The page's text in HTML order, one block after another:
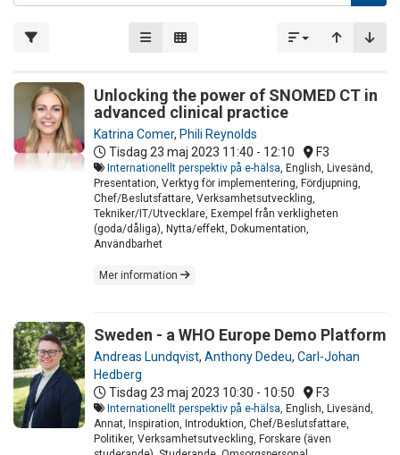
Unlocking the power of SNOMED CT in
advanced clinical practice
Katrina Comer, Phili Reynolds
Tisdag 23 maj 2023 11:40 - 12:10 F3
Internationellt perspektiv på e-hälsa , English, Livesänd,
Presentation, Verktyg för implementering, Fördjupning,
Chef/Beslutsfattare, Verksamhetsutveckling,
Tekniker/IT/Utvecklare, Exempel från verkligheten
(goda/dåliga), Nytta/effekt, Dokumentation,
Användbarhet
Mer information
Sweden - a WHO Europe Demo Platform
Andreas Lundqvist, Anthony Dedeu, Carl-Johan
Hedberg
Tisdag 23 maj 2023 10:30 - 10:50 F3
Internationellt perspektiv på e-hälsa , English, Livesänd,
Annat, Inspiration, Introduktion, Chef/Beslutsfattare,
Politiker, Verksamhetsutveckling, Forskare (även